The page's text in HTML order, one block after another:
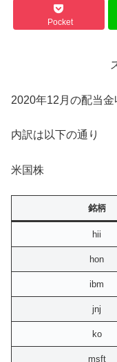
Pocket
2020年12月の配当
内訳は以下の通り
米国株
銘柄
hii
hon
ibm
jnj
ko
msft